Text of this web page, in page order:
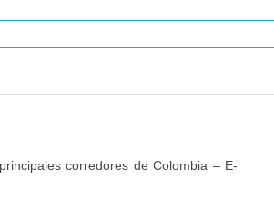
corredores de Colombia – E-